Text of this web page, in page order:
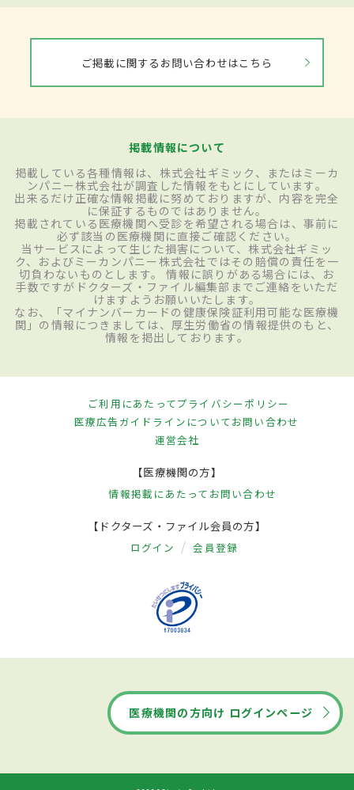
ご掲載に関するお問い合わせはこちら
掲載情報について
掲載している各種情報は、株式会社ギミック、またはミーカ
ンパニー株式会社が調査した情報をもとにしています。
出来るだけ正確な情報掲載に努めておりますが、内容を完全
に保証するものではありません。
掲載されている医療機関へ受診を希望される場合は、事前に
必ず該当の医療機関に直接ご確認ください。
当サービスによって生じた損害について、株式会社ギミッ
ク、およびミーカンパニー株式会社ではその賠償の責任を一
切負わないものとします。 情報に誤りがある場合には、お
手数ですがドクターズ・ファイル編集部までご連絡をいただ
けますようお願いいたします。
なお、「マイナンバーカードの健康保険証利用可能な医療機
関」の情報につきましては、厚生労働省の情報提供のもと、
情報を掲出しております。
ご利用にあたってプライバシーポリシー
医療広告ガイドラインについてお問い合わせ
運営会社
【医療機関の方】
情報掲載にあたって お問い合わせ
【ドクターズ・ファイル会員の方】
ログイン 会員登録
医療機関の方向け ログインページ